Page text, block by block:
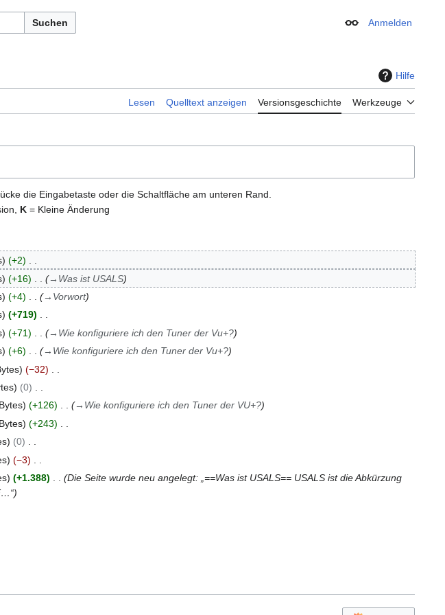
Suchen Erscheinungsbild
Anmelden
Hilfe
Lesen Quelltext anzeigen Versionsgeschichte Werkzeuge
die Eingabetaste oder die Schaltfläche am unteren Rand.
K = Kleine Änderung
+2
+16 → Was ist USALS
+4 → Vorwort
+719
+71 → Wie konfiguriere ich den Tuner der Vu+?
+6 → Wie konfiguriere ich den Tuner der Vu+?
−32
0
+126 → Wie konfiguriere ich den Tuner der VU+?
+243
0
−3
+1.388
Die Seite wurde neu angelegt: „==Was ist USALS== USALS ist die Abkürzung